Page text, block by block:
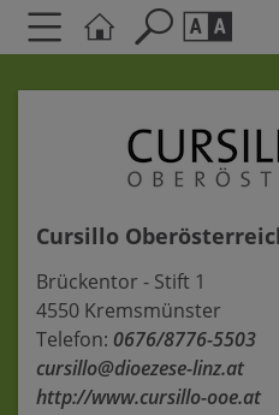
AA
Kontrasteinstellungen
A A A A
Cursillo
Brückentor - Stift 1
4550 Kremsmünster
Telefon: 0676/8776-5503
cursillo@dioezese-linz.at
http://www.cursillo-ooe.at